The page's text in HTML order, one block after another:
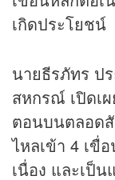
เกิดประโยชน์
นายธีรภัทร ป
สหกรณ์ เปิดเ
ตอนบนตลอด
ไหลเข้า 4 เขื่
เนื่อง และเป็